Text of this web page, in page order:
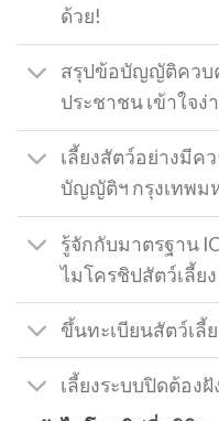
ด้วย!
สรุปข้อบัญญัติควบ
ประชาชน เข้าใจง่
เลี้ยงสัตว์อย่างมีค
บัญญัติฯ กรุงเทพม
รู้จักกับมาตรฐาน
ไมโครชิปสัตว์เลี้ยง
ขึ้นทะเบียนสัตว์เลี้
เลี้ยงระบบปิดต้อง